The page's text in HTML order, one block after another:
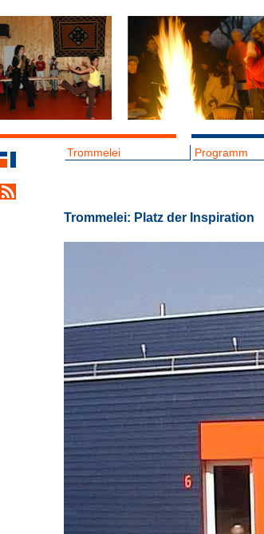
Trommelei Programm
Trommelei: Platz der Inspiration